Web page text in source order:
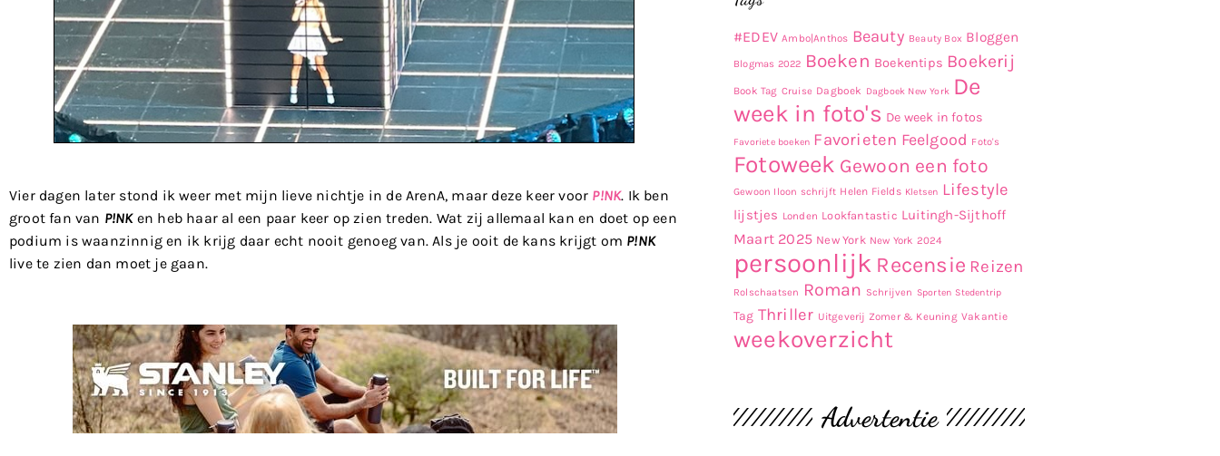
Vier dagen later stond ik weer met mijn lieve nichtje in de ArenA, maar deze keer voor P!NK. Ik ben
groot fan van P!NKen heb haar al een paar keer op zien treden. Wat zij allemaal kan en doet op een
podium is waanzinnig en ik krijg daar echt nooit genoeg van. Als je ooit de kans krijgt om P!NK
live te zien dan moet je gaan.
#EDEV Ambo|Anthos Beauty Beauty Box Bloggen
Blogmas 2022 Boeken Boekentips Boekerij
Book Tag Cruise Dagboek Dagboek New York De
week in foto's De week in fotos
Favoriete boeken Favorieten Feelgood Foto's
Fotoweek Gewoon een foto
Gewoon Iloon schrijft Helen Fields Kletsen Lifestyle
lijstjes Londen Lookfantastic Luitingh-Sijthoff
Maart 2025 New York New York 2024
persoonlijk Recensie Reizen
Rolschaatsen Roman Schrijven Sporten Stedentrip
Tag Thriller Uitgeverij Zomer & Keuning Vakantie
weekoverzicht
Advertentie